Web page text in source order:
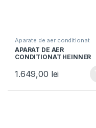
Aparate de aer conditionat
APARAT DE AER
CONDITIONAT HEINNER
A++, Capacitate 9000BTU,
Control WI-FI, Kit instalare
1.649,00 lei